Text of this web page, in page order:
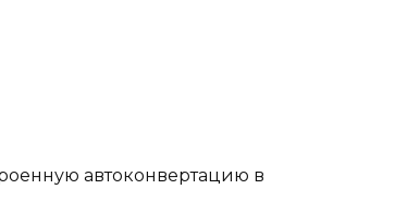
автоконвертацию в